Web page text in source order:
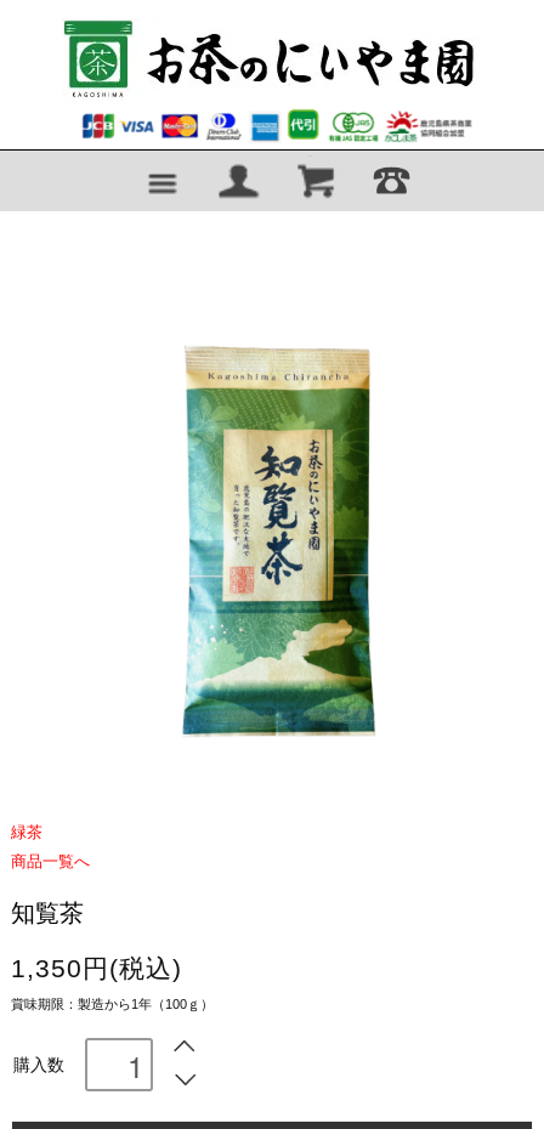
緑茶
商品一覧へ
知覧茶
1,350円(税込)
賞味期限：製造から1年（100ｇ）
購入数